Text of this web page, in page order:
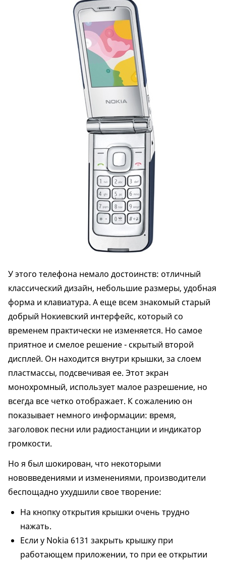
У этого телефона немало достоинств: отличный
классический дизайн, небольшие размеры, удобная
форма и клавиатура. А еще всем знакомый старый
добрый Нокиевский интерфейс, который со
временем практически не изменяется. Но самое
приятное и смелое решение - скрытый второй
дисплей. Он находится внутри крышки, за слоем
пластмассы, подсвечивая ее. Этот экран
монохромный, использует малое разрешение, но
всегда все четко отображает. К сожалению он
показывает немного информации: время,
заголовок песни или радиостанции и индикатор
громкости.
Но я был шокирован, что некоторыми
нововведениями и изменениями, производители
беспощадно ухудшили свое творение:
На кнопку открытия крышки очень трудно
нажать.
Если у Nokia 6131 закрыть крышку при
работающем приложении, то при ее открытии